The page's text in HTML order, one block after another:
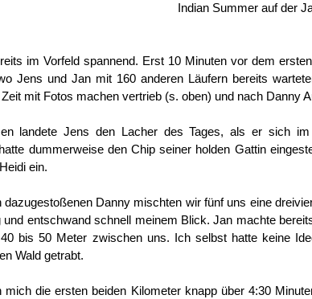
Indian Summer auf der
im Vorfeld spannend. Erst 10 Minuten vor dem
Jens und Jan mit 160 anderen Läufern bereits
mit Fotos machen vertrieb (s. oben) und nach Danny
landete Jens den Lacher des Tages, als er sich
dummerweise den Chip seiner holden Gattin
ein.
Danny mischten wir fünf uns eine
entschwand schnell meinem Blick. Jan machte
bis 50 Meter zwischen uns. Ich selbst hatte keine
Wald getrabt.
mich die ersten beiden Kilometer knapp über 4:30